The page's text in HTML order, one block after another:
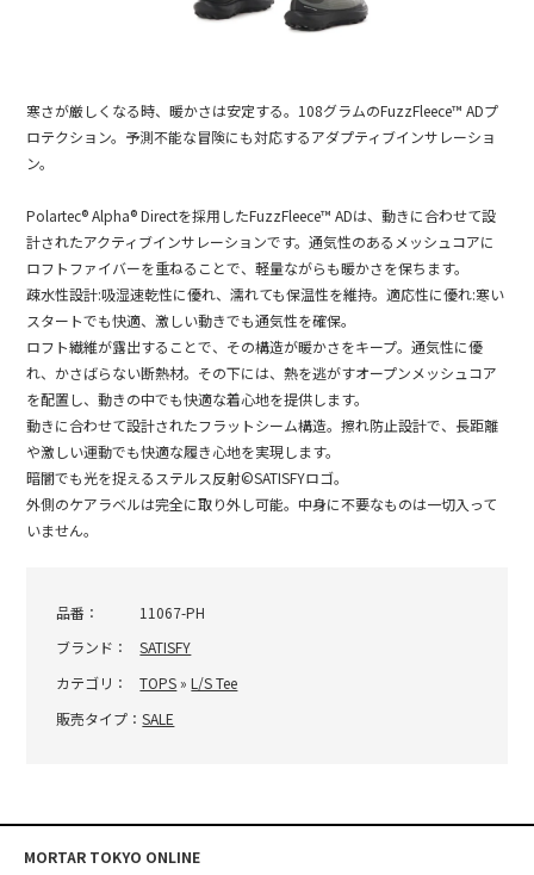
寒さが厳しくなる時、暖かさは安定する。108グラムのFuzzFleece™ ADプ
ロテクション。予測不能な冒険にも対応するアダプティブインサレーショ
ン。
Polartec® Alpha® Directを採用したFuzzFleece™ ADは、動きに合わせて設
計されたアクティブインサレーションです。通気性のあるメッシュコアに
ロフトファイバーを重ねることで、軽量ながらも暖かさを保ちます。
疎水性設計:吸湿速乾性に優れ、濡れても保温性を維持。適応性に優れ:寒い
スタートでも快適、激しい動きでも通気性を確保。
ロフト繊維が露出することで、その構造が暖かさをキープ。通気性に優
れ、かさばらない断熱材。その下には、熱を逃がすオープンメッシュコア
を配置し、動きの中でも快適な着心地を提供します。
動きに合わせて設計されたフラットシーム構造。擦れ防止設計で、長距離
や激しい運動でも快適な履き心地を実現します。
暗闇でも光を捉えるステルス反射©SATISFYロゴ。
外側のケアラベルは完全に取り外し可能。中身に不要なものは一切入って
いません。
品番：
11067-PH
ブランド：
SATISFY
カテゴリ：
TOPS »L/S Tee
販売タイプ：SALE
MORTAR TOKYO ONLINE